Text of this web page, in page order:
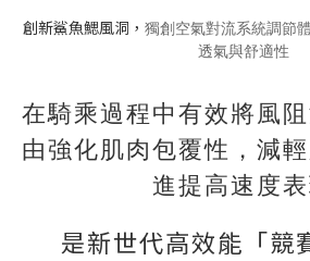
創新鯊魚鰓風洞， 獨創空氣對流系統調節
透氣與舒適性
在騎乘過程中有效將風
由強化肌肉包覆性，減
進提高速度
是新世代高效能「競